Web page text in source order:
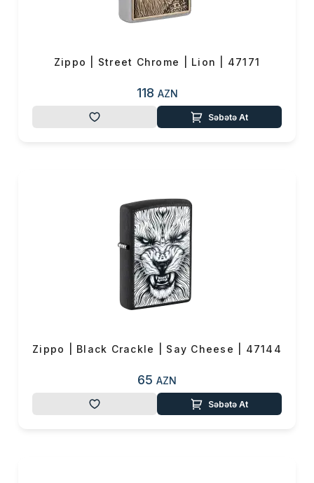
Zippo | Street Chrome | Lion | 47171
118 AZN
Səbətə At
Zippo | Black Crackle | Say Cheese | 47144
65 AZN
Səbətə At
(0)
Yekun məbləğ 0 ₼
Alış-verişə davam et
OK